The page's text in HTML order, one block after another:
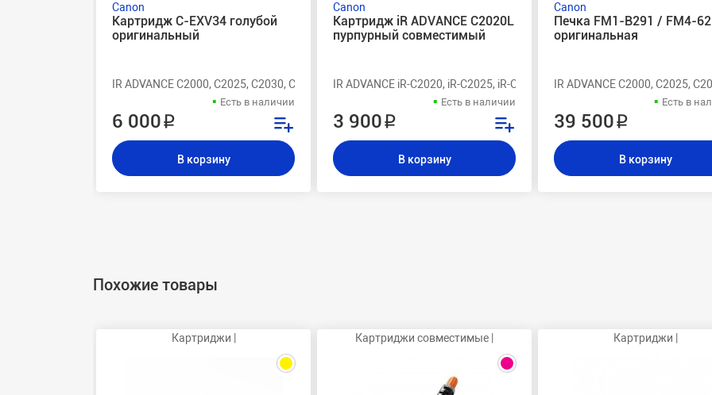
Canon
Картридж C-EXV34 голубой
оригинальный
IR ADVANCE C2000, C2025, C2030, C2220i C2220, C2220L, C2225i C2225, C2230i C2230, C2020i C2020,
Есть в наличии
6 000 ₽
В корзину
Canon
Картридж iR ADVANCE C2020L
пурпурный совместимый
IR ADVANCE iR-C2020, iR-C2025, iR-C2030, iR-C2220i, iR-C2220L, iR-C2225,
Есть в наличии
3 900 ₽
В корзину
Canon
Печка FM1-B291 / FM4-
оригинальная
IR ADVANCE C2000, C2025,
Есть в
39 500 ₽
В корзину
Похожие товары
Картриджи | Картриджи совместимые | Картриджи |